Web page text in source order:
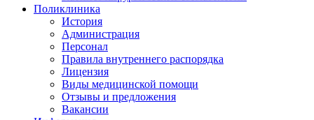
Поликлиника
История
Администрация
Персонал
Правила внутреннего распорядка
Лицензия
Виды медицинской помощи
Отзывы и предложения
Вакансии